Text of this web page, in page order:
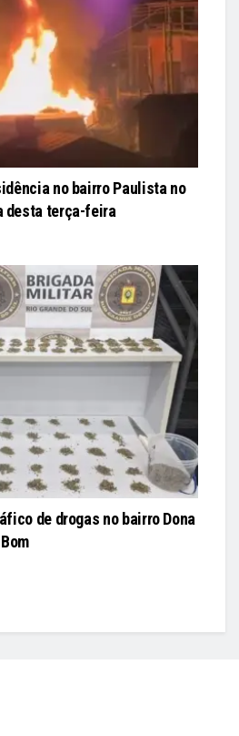
no bairro Paulista no
desta terça-feira
de drogas no bairro Dona